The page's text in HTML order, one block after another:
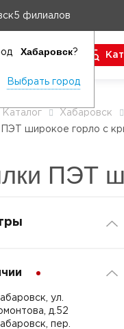
5 филиалов
Хабаровск?
Выбрать город
Каталог Хабаровск
ПЭТ широкое горло с
ПЭТ
ул.
д.52
пер.